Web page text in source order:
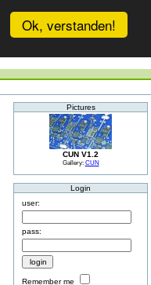
Ok, verstanden!
Pictures
CUN V1.2
Gallery: CUN
Login
user:
pass:
Remember me